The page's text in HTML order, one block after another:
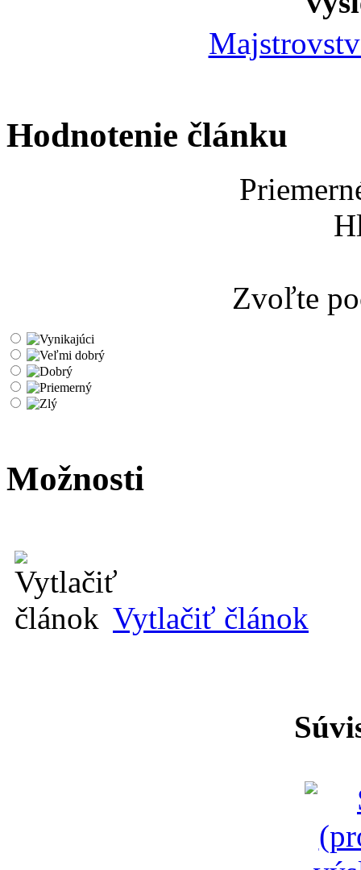
Hodnotenie článku
Zvoľte
Možnosti
Vytlačiť článok